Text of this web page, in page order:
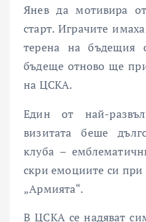
Янев да мотивира
старт. Играчите
терена на бъдещия
бъдеще отново ще
на ЦСКА.
Един от най-
визитата беше
клуба –
скри емоциите си
„Армията“.
В ЦСКА се надяват